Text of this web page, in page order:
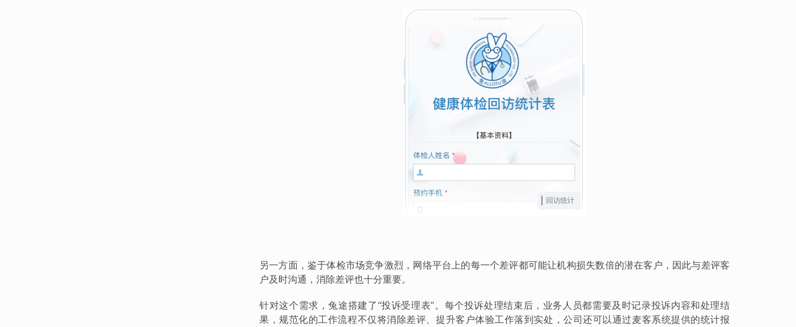
回访统计
另一方面，鉴于体检市场竞争激烈，网络平台上的每一个差评都可能让机构损失数倍的潜在客户，因此与差评客
户及时沟通，消除差评也十分重要。
针对这个需求，兔途搭建了“投诉受理表”。每个投诉处理结束后，业务人员都需要及时记录投诉内容和处理结
果，规范化的工作流程不仅将消除差评、提升客户体验工作落到实处，公司还可以通过麦客系统提供的统计报